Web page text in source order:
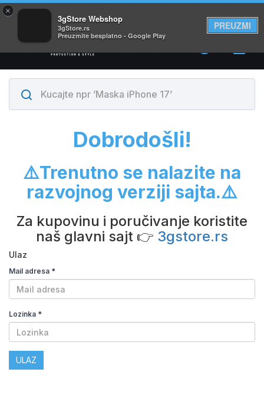
×
3gStore Webshop
3gStore.rs
Preuzmite besplatno - Google Play
PREUZMI
Svi proizvodi su na lageru. Slanje istog dana!
0
Dobrodošli!
⚠️Trenutno se nalazite na
razvojnog verziji sajta.⚠️
Za kupovinu i poručivanje koristite
naš glavni sajt 👉 3gstore.rs
Ulaz
Mail adresa *
Lozinka *
ULAZ